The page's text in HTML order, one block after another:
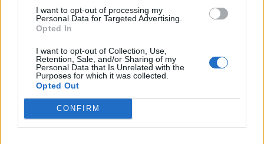
I want to opt-out of processing my
Personal Data for Targeted Advertising.
Opted In
I want to opt-out of Collection, Use,
Retention, Sale, and/or Sharing of my
Personal Data that Is Unrelated with the
Purposes for which it was collected.
Opted Out
CONFIRM